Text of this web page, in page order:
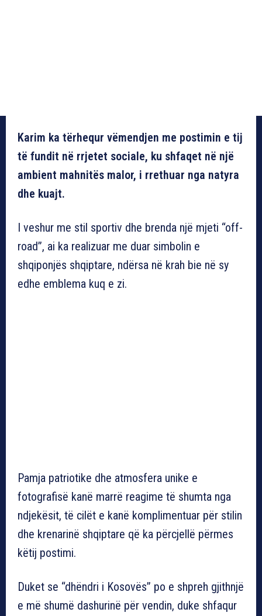
Karim ka tërhequr vëmendjen me postimin e tij
të fundit në rrjetet sociale, ku shfaqet në një
ambient mahnitës malor, i rrethuar nga natyra
dhe kuajt.
I veshur me stil sportiv dhe brenda një mjeti “off-
road”, ai ka realizuar me duar simbolin e
shqiponjës shqiptare, ndërsa në krah bie në sy
edhe emblema kuq e zi.
Pamja patriotike dhe atmosfera unike e
fotografisë kanë marrë reagime të shumta nga
ndjekësit, të cilët e kanë komplimentuar për stilin
dhe krenarinë shqiptare që ka përcjellë përmes
këtij postimi.
Duket se “dhëndri i Kosovës” po e shpreh gjithnjë
e më shumë dashurinë për vendin, duke shfaqur